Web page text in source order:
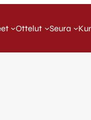
Ottelut Seura